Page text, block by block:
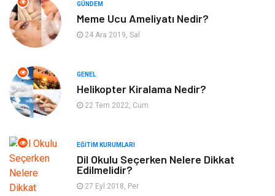
Güzellik Mobilya
Bahçe Ev Maden ve Metal
Finans & Ekonomi
Plastik
Tekstil
GÜNDEM
Meme Ucu Ameliyatı Nedir?
24 Ara 2019, Sal
GENEL
Helikopter Kiralama Nedir?
22 Tem 2022, Cum
EĞITIM KURUMLARI
Dil Okulu Seçerken Nelere Dikkat
Edilmelidir?
27 Eyl 2018, Per